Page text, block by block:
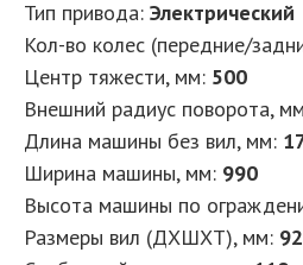
Тип привода: Электрический
Кол-во колес (передние/
Центр тяжести, мм: 500
Внешний радиус поворота,
Длина машины без вил, мм:
Ширина машины, мм: 990
Высота машины по
Размеры вил (ДXШXТ), мм: